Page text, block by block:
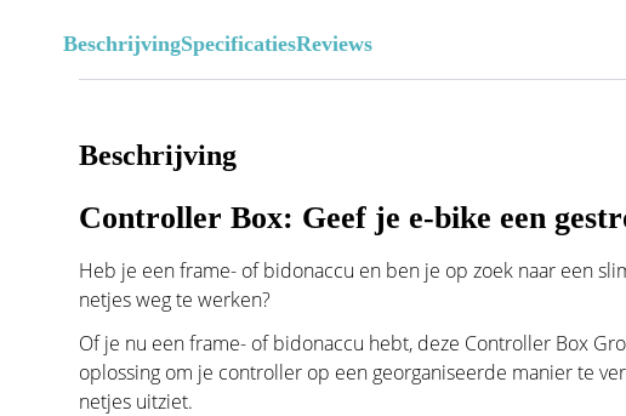
BeschrijvingSpecificatiesReviews
Beschrijving
Controller Box: Geef je e-bike een
Heb je een frame- of bidonaccu en ben je op zoek naar een
netjes weg te werken?
Of je nu een frame- of bidonaccu hebt, deze Controller Box
oplossing om je controller op een georganiseerde manier te
netjes uitziet.